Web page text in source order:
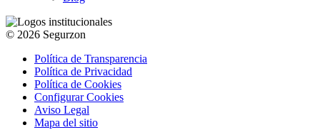
© 2026 Segurzon
Política de Transparencia
Política de Privacidad
Política de Cookies
Configurar Cookies
Aviso Legal
Mapa del sitio